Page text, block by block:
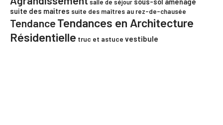
salle de séjour
suite des maîtres suite des maîtres au rez-de-chausée
Tendance Tendances en Architecture
Résidentielle truc et astuce vestibule